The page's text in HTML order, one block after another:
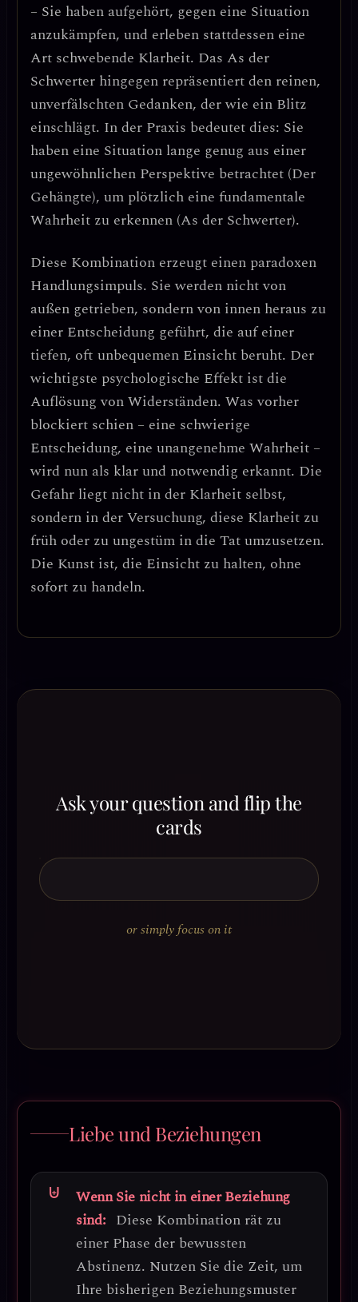
– Sie haben aufgehört, gegen eine Situation
anzukämpfen, und erleben stattdessen eine
Art schwebende Klarheit. Das As der
Schwerter hingegen repräsentiert den reinen,
unverfälschten Gedanken, der wie ein Blitz
einschlägt. In der Praxis bedeutet dies: Sie
haben eine Situation lange genug aus einer
ungewöhnlichen Perspektive betrachtet (Der
Gehängte), um plötzlich eine fundamentale
Wahrheit zu erkennen (As der Schwerter).
Diese Kombination erzeugt einen paradoxen
Handlungsimpuls. Sie werden nicht von
außen getrieben, sondern von innen heraus zu
einer Entscheidung geführt, die auf einer
tiefen, oft unbequemen Einsicht beruht. Der
wichtigste psychologische Effekt ist die
Auflösung von Widerständen. Was vorher
blockiert schien – eine schwierige
Entscheidung, eine unangenehme Wahrheit –
wird nun als klar und notwendig erkannt. Die
Gefahr liegt nicht in der Klarheit selbst,
sondern in der Versuchung, diese Klarheit zu
früh oder zu ungestüm in die Tat umzusetzen.
Die Kunst ist, die Einsicht zu halten, ohne
sofort zu handeln.
Ask your question and flip the
cards
or simply focus on it
Liebe und Beziehungen
Wenn Sie nicht in einer Beziehung
sind: Diese Kombination rät zu
einer Phase der bewussten
Abstinenz. Nutzen Sie die Zeit, um
Ihre bisherigen Beziehungsmuster